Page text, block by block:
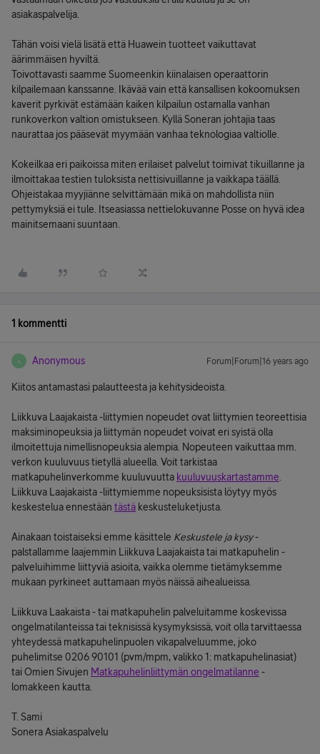
asiakaspalvelija.
Tähän voisi vielä lisätä että Huawein tuotteet vaikuttavat
äärimmäisen hyviltä.
Toivottavasti saamme Suomeenkin kiinalaisen operaattorin
kilpailemaan kanssanne. Ikävää vain että kansallisen kokoomuksen
kaverit pyrkivät estämään kaiken kilpailun ostamalla vanhan
runkoverkon valtion omistukseen. Kyllä Soneran johtajia taas
naurattaa jos pääsevät myymään vanhaa teknologiaa valtiolle.
Kokeilkaa eri paikoissa miten erilaiset palvelut toimivat tikuillanne ja
ilmoittakaa testien tuloksista nettisivuillanne ja vaikkapa täällä.
Ohjeistakaa myyjiänne selvittämään mikä on mahdollista niin
pettymyksiä ei tule. Itseasiassa nettielokuvanne Posse on hyvä idea
mainitsemaani suuntaan.
1 kommentti
A Anonymous Forum|Forum|16 years ago
Kiitos antamastasi palautteesta ja kehitysideoista.
Liikkuva Laajakaista -liittymien nopeudet ovat liittymien teoreettisia
maksiminopeuksia ja liittymän nopeudet voivat eri syistä olla
ilmoitettuja nimellisnopeuksia alempia. Nopeuteen vaikuttaa mm.
verkon kuuluvuus tietyllä alueella. Voit tarkistaa
matkapuhelinverkomme kuuluvuutta kuuluvuuskartastamme
Liikkuva Laajakaista -liittymiemme nopeuksisista löytyy myös
keskestelua ennestään tästä keskusteluketjusta.
Ainakaan toistaiseksi emme käsittele Keskustele ja kysy-
palstallamme laajemmin Liikkuva Laajakaista tai matkapuhelin -
palveluihimme liittyviä asioita, vaikka olemme tietämyksemme
mukaan pyrkineet auttamaan myös näissä aihealueissa.
Liikkuva Laakaista - tai matkapuhelin palveluitamme koskevissa
ongelmatilanteissa tai teknisissä kysymyksissä, voit olla tarvittaessa
yhteydessä matkapuhelinpuolen vikapalveluumme, joko
puhelimitse 0206 90101 (pvm/mpm, valikko 1: matkapuhelinasiat)
tai Omien Sivujen Matkapuhelinliittymän ongelmatilanne -
lomakkeen kautta.
T. Sami
Sonera Asiakaspalvelu